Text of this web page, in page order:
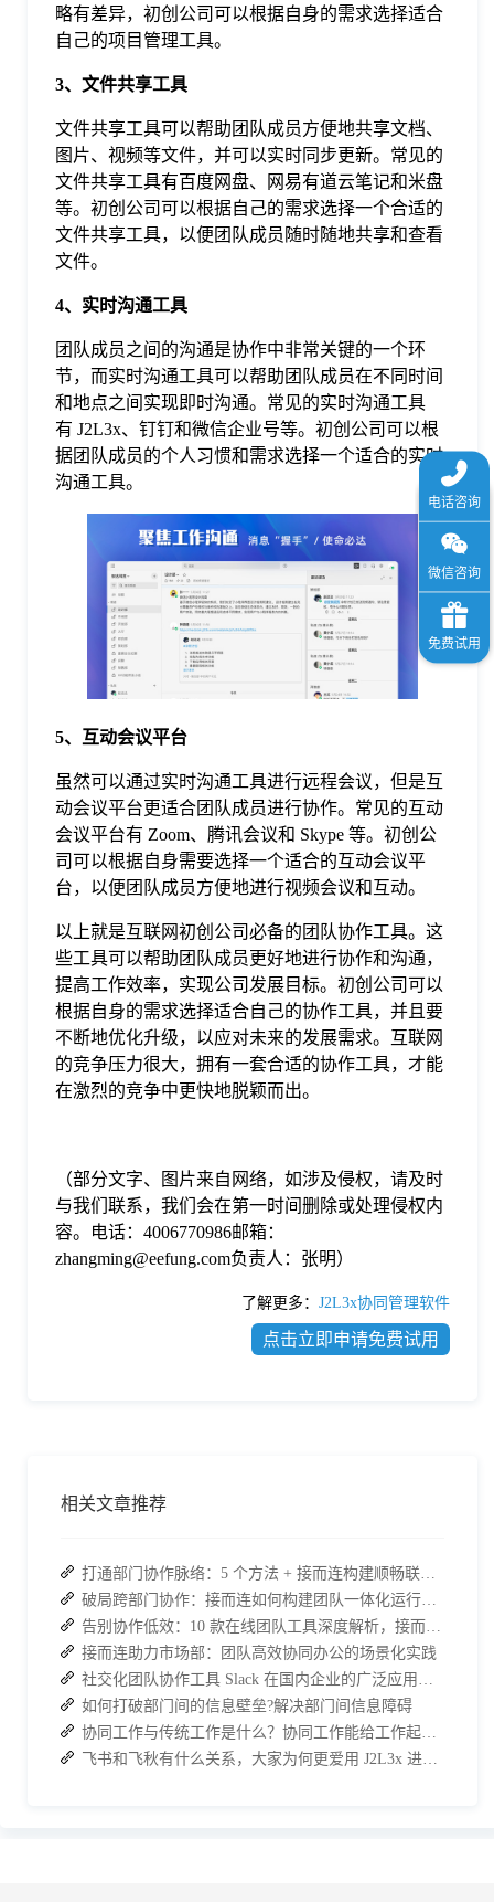
略有差异，初创公司可以根据自身的需求选择适合
自己的项目管理工具。
3、文件共享工具
文件共享工具可以帮助团队成员方便地共享文档、
图片、视频等文件，并可以实时同步更新。常见的
文件共享工具有百度网盘、网易有道云笔记和米盘
等。初创公司可以根据自己的需求选择一个合适的
文件共享工具，以便团队成员随时随地共享和查看
文件。
4、实时沟通工具
团队成员之间的沟通是协作中非常关键的一个环
节，而实时沟通工具可以帮助团队成员在不同时间
和地点之间实现即时沟通。常见的实时沟通工具
有 J2L3x、钉钉和微信企业号等。初创公司可以根
据团队成员的个人习惯和需求选择一个适合的实时
沟通工具。
5、互动会议平台
虽然可以通过实时沟通工具进行远程会议，但是互
动会议平台更适合团队成员进行协作。常见的互动
会议平台有 Zoom、腾讯会议和 Skype 等。初创公
司可以根据自身需要选择一个适合的互动会议平
台，以便团队成员方便地进行视频会议和互动。
以上就是互联网初创公司必备的团队协作工具。这
些工具可以帮助团队成员更好地进行协作和沟通，
提高工作效率，实现公司发展目标。初创公司可以
根据自身的需求选择适合自己的协作工具，并且要
不断地优化升级，以应对未来的发展需求。互联网
的竞争压力很大，拥有一套合适的协作工具，才能
在激烈的竞争中更快地脱颖而出。
（部分文字、图片来自网络，如涉及侵权，请及时
与我们联系，我们会在第一时间删除或处理侵权内
容。电话：4006770986邮箱：
zhangming@eefung.com负责人：张明）
了解更多： J2L3x协同管理软件
点击立即申请免费试用
相关文章推荐
打通部门协作脉络：5 个方法 + 接而连构建顺畅联动团队
破局跨部门协作：接而连如何构建团队一体化运行新格局
告别协作低效：10 款在线团队工具深度解析，接而连凭什么脱颖而出？
接而连助力市场部：团队高效协同办公的场景化实践
社交化团队协作工具 Slack 在国内企业的广泛应用：优点与局限性
如何打破部门间的信息壁垒?解决部门间信息障碍
协同工作与传统工作是什么？协同工作能给工作起到哪些效果？
飞书和飞秋有什么关系，大家为何更爱用 J2L3x 进行团队协作？